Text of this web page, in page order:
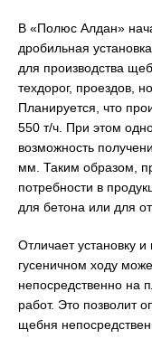
В «Полюс Алдан»
дробильная
для производства
техдорог, проездов,
Планируется, что
550 т/ч. При этом
возможность
мм. Таким образом,
потребности в
для бетона или для
Отличает установку
гусеничном ходу
непосредственно на
работ. Это позволит
щебня